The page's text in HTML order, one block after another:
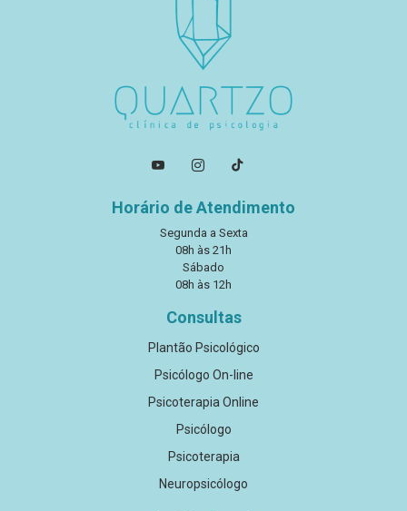
Horário de Atendimento
Segunda a Sexta
08h às 21h
Sábado
08h às 12h
Consultas
Plantão Psicológico
Psicólogo On-line
Psicoterapia Online
Psicólogo
Psicoterapia
Neuropsicólogo